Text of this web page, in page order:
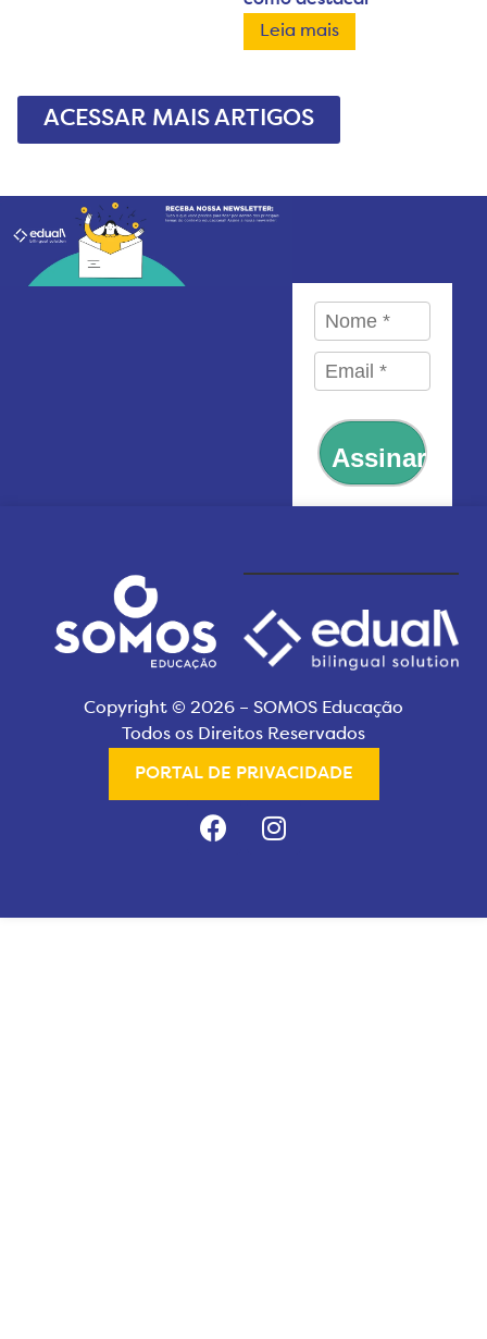
Leia mais
ACESSAR MAIS ARTIGOS
Assinar
Copyright © 2026 – SOMOS Educação
Todos os Direitos Reservados
PORTAL DE PRIVACIDADE